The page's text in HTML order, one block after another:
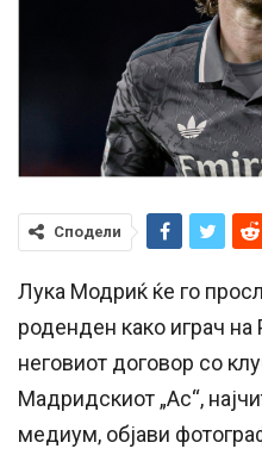
Сподели
Лука Модриќ ќе го
роденден како играч
неговиот договор со
Мадридскиот „Ас“,
медиум, објави